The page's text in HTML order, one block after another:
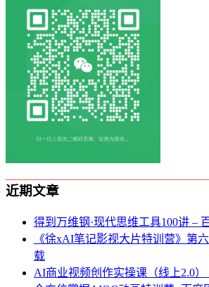
近期文章
得到万维钢·现代思维⼯具100讲 –
《徐xAI笔记影视大片特训营》第
载
AI商业视频创作实操课（线上2.0）